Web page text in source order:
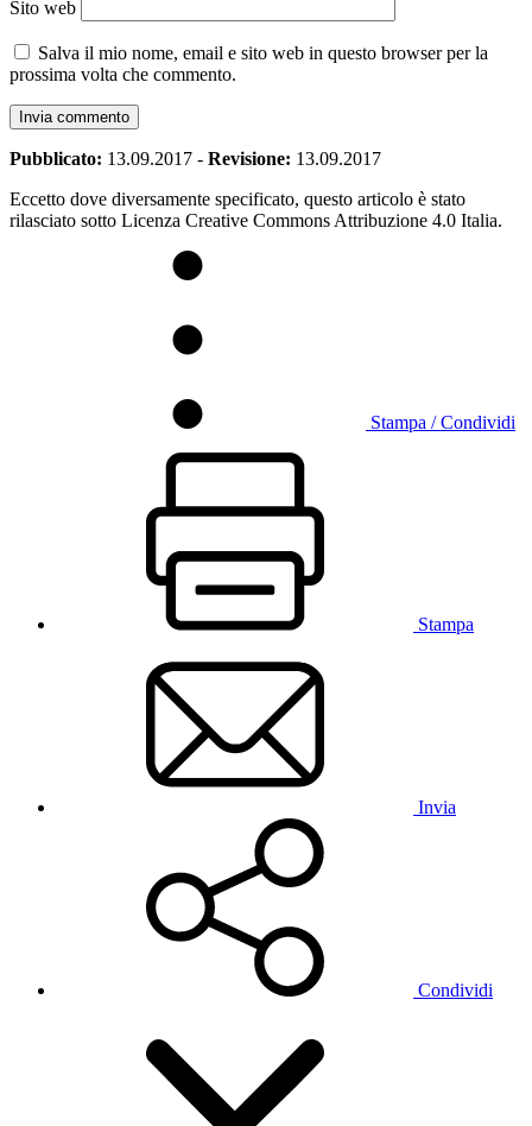
Sito web
Salva il mio nome, email e sito web in questo browser per la
prossima volta che commento.
Pubblicato: 13.09.2017 - Revisione: 13.09.2017
Eccetto dove diversamente specificato, questo articolo è stato
rilasciato sotto Licenza Creative Commons Attribuzione 4.0 Italia.
Stampa / Condividi
Stampa
Invia
Condividi